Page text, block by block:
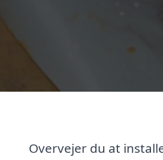
Overvejer du at